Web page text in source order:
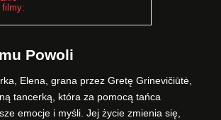
filmy:
Powoli
Elena, grana przez Gretę Grinevičiūtė,
tancerką, która za pomocą tańca
emocje i myśli. Jej życie zmienia się,